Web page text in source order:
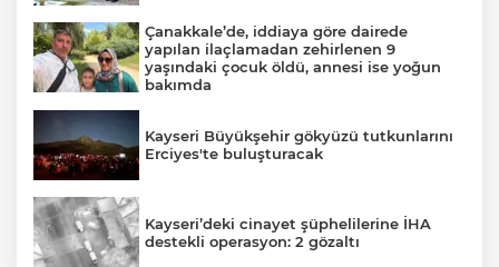
Çanakkale’de, iddiaya göre dairede
yapılan ilaçlamadan zehirlenen 9
yaşındaki çocuk öldü, annesi ise yoğun
bakımda
Kayseri Büyükşehir gökyüzü tutkunlarını
Erciyes'te buluşturacak
Kayseri’deki cinayet şüphelilerine İHA
destekli operasyon: 2 gözaltı